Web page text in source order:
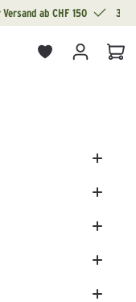
ab CHF 150 30